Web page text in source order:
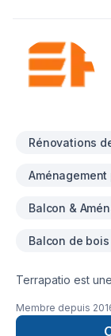
Rénovations
Balcon &
Balcon de bois
Terrapatio est
estivale. Nous
esthétisme,
Membre depuis